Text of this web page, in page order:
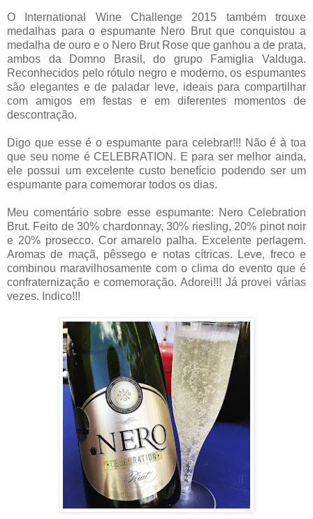
O International Wine Challenge 2015 também trouxe
medalhas para o espumante Nero Brut que conquistou a
medalha de ouro e o Nero Brut Rose que ganhou a de prata,
ambos da Domno Brasil, do grupo Famiglia Valduga.
Reconhecidos pelo rótulo negro e moderno, os espumantes
são elegantes e de paladar leve, ideais para compartilhar
com amigos em festas e em diferentes momentos de
descontração.
Digo que esse é o espumante para celebrar!!! Não é à toa
que seu nome é CELEBRATION. E para ser melhor ainda,
ele possui um excelente custo benefício podendo ser um
espumante para comemorar todos os dias.
Meu comentário sobre esse espumante: Nero Celebration
Brut. Feito de 30% chardonnay, 30% riesling, 20% pinot noir
e 20% prosecco. Cor amarelo palha. Excelente perlagem.
Aromas de maçã, pêssego e notas cítricas. Leve, freco e
combinou maravilhosamente com o clima do evento que é
confraternização e comemoração. Adorei!!! Já provei várias
vezes. Indico!!!